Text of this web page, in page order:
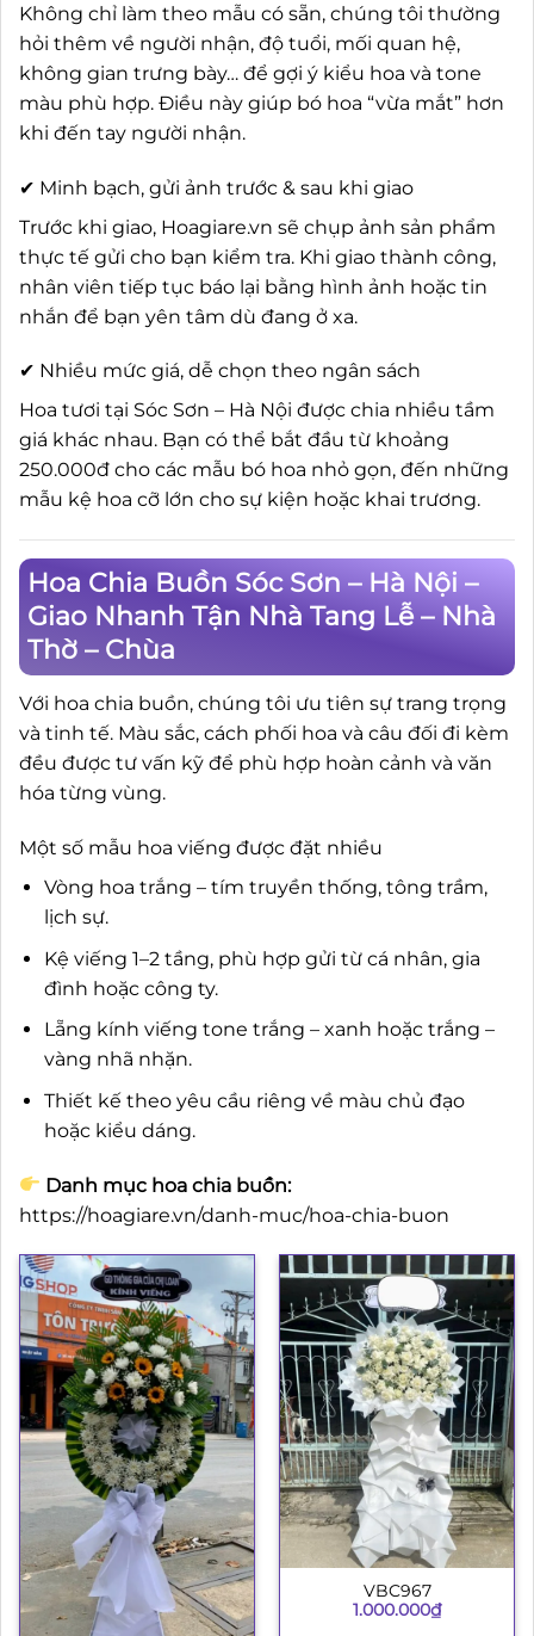
Không chỉ làm theo mẫu có sẵn, chúng tôi thường
hỏi thêm về người nhận, độ tuổi, mối quan hệ,
không gian trưng bày… để gợi ý kiểu hoa và tone
màu phù hợp. Điều này giúp bó hoa “vừa mắt” hơn
khi đến tay người nhận.
✔ Minh bạch, gửi ảnh trước & sau khi giao
Trước khi giao, Hoagiare.vn sẽ chụp ảnh sản phẩm
thực tế gửi cho bạn kiểm tra. Khi giao thành công,
nhân viên tiếp tục báo lại bằng hình ảnh hoặc tin
nhắn để bạn yên tâm dù đang ở xa.
✔ Nhiều mức giá, dễ chọn theo ngân sách
Hoa tươi tại Sóc Sơn – Hà Nội được chia nhiều tầm
giá khác nhau. Bạn có thể bắt đầu từ khoảng
250.000đ cho các mẫu bó hoa nhỏ gọn, đến những
mẫu kệ hoa cỡ lớn cho sự kiện hoặc khai trương.
Hoa Chia Buồn Sóc Sơn – Hà Nội –
Giao Nhanh Tận Nhà Tang Lễ – Nhà
Thờ – Chùa
Với hoa chia buồn, chúng tôi ưu tiên sự trang trọng
và tinh tế. Màu sắc, cách phối hoa và câu đối đi kèm
đều được tư vấn kỹ để phù hợp hoàn cảnh và văn
hóa từng vùng.
Một số mẫu hoa viếng được đặt nhiều
Vòng hoa trắng – tím truyền thống, tông trầm,
lịch sự.
Kệ viếng 1–2 tầng, phù hợp gửi từ cá nhân, gia
đình hoặc công ty.
Lẵng kính viếng tone trắng – xanh hoặc trắng –
vàng nhã nhặn.
Thiết kế theo yêu cầu riêng về màu chủ đạo
hoặc kiểu dáng.
Danh mục hoa chia buồn:
https://hoagiare.vn/danh-muc/hoa-chia-buon
VBC967
1.000.000₫